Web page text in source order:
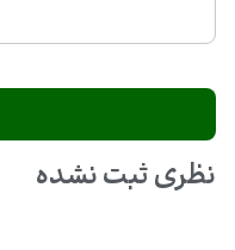
نظری ثبت نشده